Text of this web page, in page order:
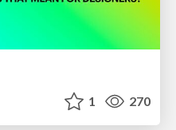
1 270